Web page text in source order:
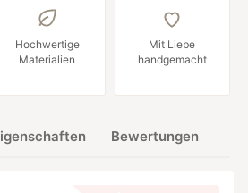
Hochwertige
Materialien
Mit Liebe
handgemacht
Bewertungen